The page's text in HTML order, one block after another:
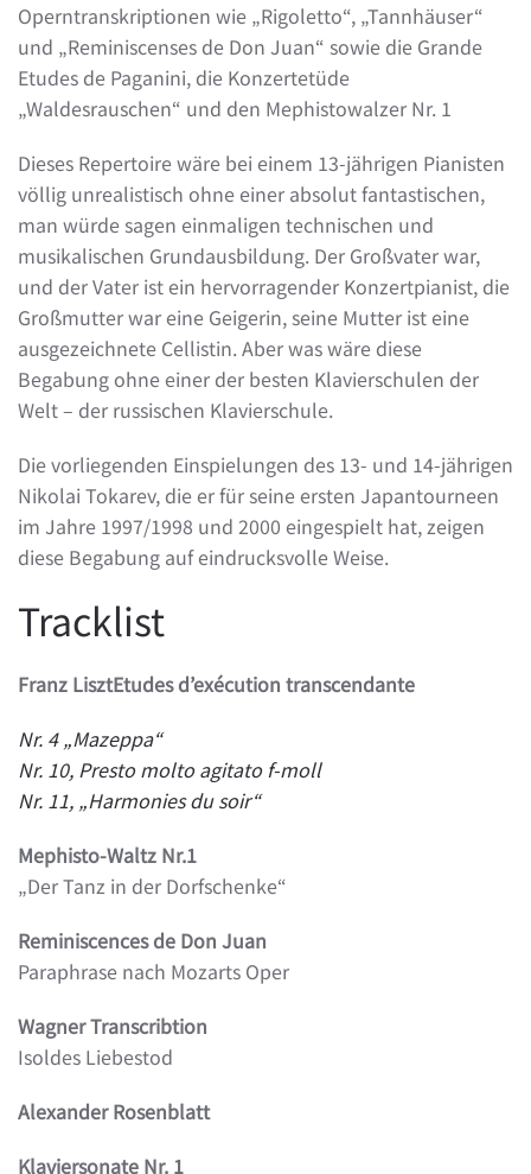
Operntranskriptionen wie „Rigoletto“, „Tannhäuser“
und „Reminiscenses de Don Juan“ sowie die Grande
Etudes de Paganini, die Konzertetüde
„Waldesrauschen“ und den Mephistowalzer Nr. 1
Dieses Repertoire wäre bei einem 13-jährigen Pianisten
völlig unrealistisch ohne einer absolut fantastischen,
man würde sagen einmaligen technischen und
musikalischen Grundausbildung. Der Großvater war,
und der Vater ist ein hervorragender Konzertpianist, die
Großmutter war eine Geigerin, seine Mutter ist eine
ausgezeichnete Cellistin. Aber was wäre diese
Begabung ohne einer der besten Klavierschulen der
Welt – der russischen Klavierschule.
Die vorliegenden Einspielungen des 13- und 14-jährigen
Nikolai Tokarev, die er für seine ersten Japantourneen
im Jahre 1997/1998 und 2000 eingespielt hat, zeigen
diese Begabung auf eindrucksvolle Weise.
Tracklist
Franz LisztEtudes d’exécution transcendante
Nr. 4 „Mazeppa“
Nr. 10, Presto molto agitato f-moll
Nr. 11, „Harmonies du soir“
Mephisto-Waltz Nr.1
„Der Tanz in der Dorfschenke“
Reminiscences de Don Juan
Paraphrase nach Mozarts Oper
Wagner Transcribtion
Isoldes Liebestod
Alexander Rosenblatt
Klaviersonate Nr. 1